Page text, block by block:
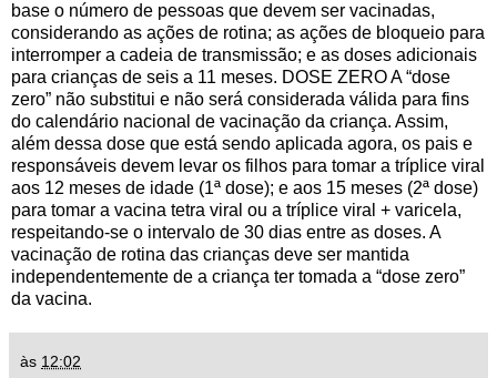
base o número de pessoas que devem ser vacinadas,
considerando as ações de rotina; as ações de bloqueio para
interromper a cadeia de transmissão; e as doses adicionais
para crianças de seis a 11 meses. DOSE ZERO A “dose
zero” não substitui e não será considerada válida para fins
do calendário nacional de vacinação da criança. Assim,
além dessa dose que está sendo aplicada agora, os pais e
responsáveis devem levar os filhos para tomar a tríplice viral
aos 12 meses de idade (1ª dose); e aos 15 meses (2ª dose)
para tomar a vacina tetra viral ou a tríplice viral + varicela,
respeitando-se o intervalo de 30 dias entre as doses. A
vacinação de rotina das crianças deve ser mantida
independentemente de a criança ter tomada a “dose zero”
da vacina.
às 12:02